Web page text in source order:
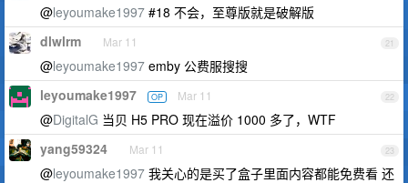
@leyoumake1997 #18 不会，至尊版就是破解版
21
dlwlrm Mar 11
@leyoumake1997 emby 公费服搜搜
22
leyoumake1997 OP Mar 11
@DigitalG 当贝 H5 PRO 现在溢价 1000 多了，WTF
23
yang59324 Mar 11
@leyoumake1997 我关心的是买了盒子里面内容都能免费看 还